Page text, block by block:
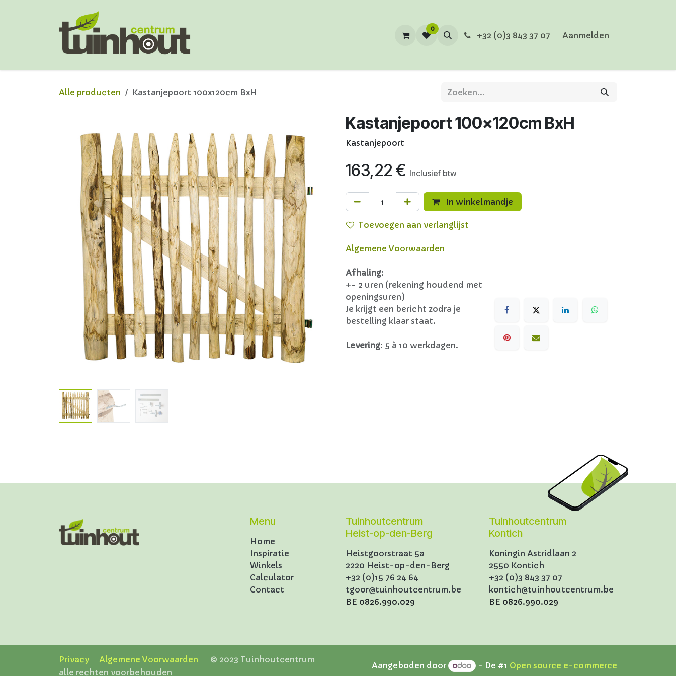
0
+32 (0)3 843 37 07 Aanmelden
Alle producten Kastanjepoort 100x120cm BxH
Kastanjepoort 100x120cm BxH
Kastanjepoort
163,22 € Inclusief btw
In winkelmandje
Toevoegen aan verlanglijst
Algemene Voorwaarden
Afhaling:
+- 2 uren (rekening houdend met
openingsuren)
Je krijgt een bericht zodra je
bestelling klaar staat.
Levering: 5 à 10 werkdagen.
Menu
Home
Inspiratie
Winkels
Calculator
Contact
Tuinhoutcentrum
Heist-op-den-Berg
Heistgoorstraat 5a
2220 Heist-op-den-Berg
+32 (0)15 76 24 64
tgoor@tuinhoutcentrum.be
BE 0826.990.029
Tuinhoutcentrum
Kontich
Koningin Astridlaan 2
2550 Kontich
+32 (0)3 843 37 07
kontich@tuinhoutcentrum.be
BE 0826.990.029
Privacy Algemene Voorwaarden © 2023 Tuinhoutcentrum
alle rechten voorbehouden
Aangeboden door - De #1 Open source e-commerce